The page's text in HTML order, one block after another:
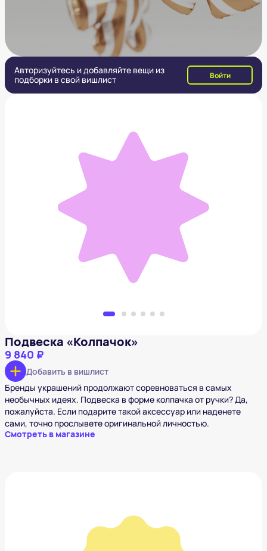
Авторизуйтесь и добавляйте вещи из
подборки в свой вишлист
Войти
Подвеска «Колпачок»
9 840 ₽
Добавить в вишлист
Бренды украшений продолжают соревноваться в самых
необычных идеях. Подвеска в форме колпачка от ручки? Да,
пожалуйста. Если подарите такой аксессуар или наденете
сами, точно прослывете оригинальной личностью.
Смотреть в магазине